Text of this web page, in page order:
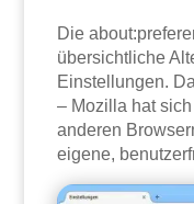
Die
übersichtliche
Einstellungen.
– Mozilla hat
anderen
eigene,